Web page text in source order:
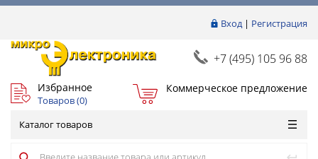
Вход| Регистрация
+7 (495) 105 96 88
Избранное
Товаров (0)
Коммерческое предложение
Каталог товаров